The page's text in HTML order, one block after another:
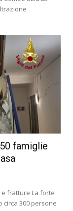
famiglie
fratture La forte
circa 300 persone